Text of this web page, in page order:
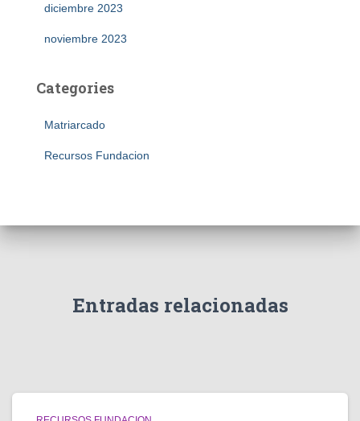
diciembre 2023
noviembre 2023
Categories
Matriarcado
Recursos Fundacion
Entradas relacionadas